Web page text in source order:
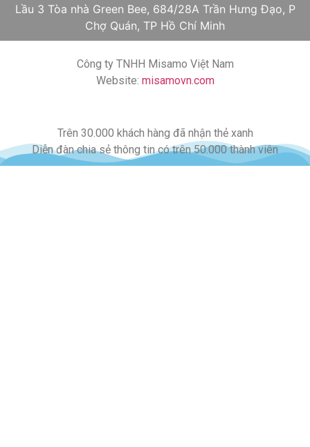
Lầu 3 Tòa nhà Green Bee, 684/28A Trần Hưng Đạo, P
Chợ Quán, TP Hồ Chí Minh
Công ty TNHH Misamo Việt Nam
Website: misamovn.com
Trên 30.000 khách hàng đã nhận thẻ xanh
Diễn đàn chia sẻ thông tin có trên 50.000 thành viên